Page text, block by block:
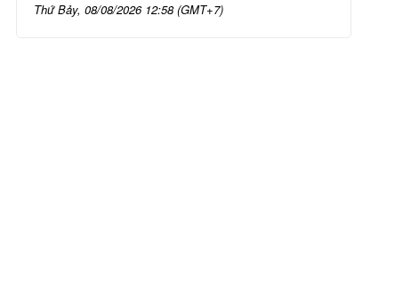
Thứ Bảy, 08/08/2026 12:58 (GMT+7)